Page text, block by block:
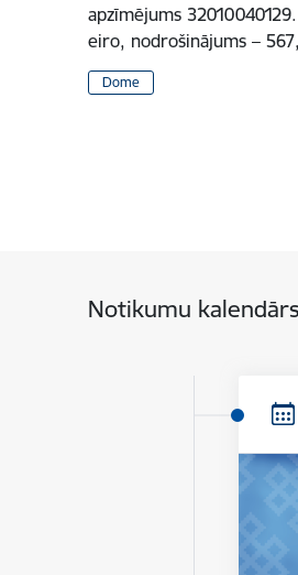
apzīmējums
eiro, nodrošinājums –
Dome
Notikumu kalendārs